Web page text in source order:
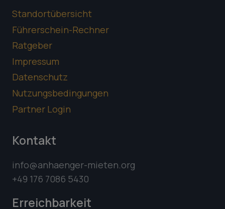
Standortübersicht
Führerschein-Rechner
Ratgeber
Impressum
Datenschutz
Nutzungsbedingungen
Partner Login
Kontakt
info@anhaenger-mieten.org
+49 176 7086 5430
Erreichbarkeit